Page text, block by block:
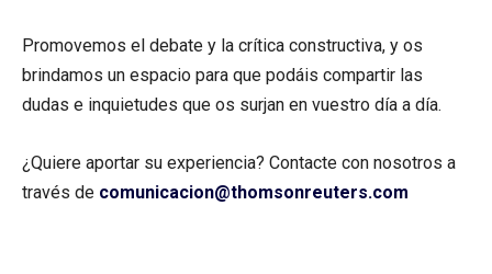
Promovemos el debate y la crítica constructiva, y os
brindamos un espacio para que podáis compartir las
dudas e inquietudes que os surjan en vuestro día a día.
¿Quiere aportar su experiencia? Contacte con nosotros a
través de comunicacion@thomsonreuters.com